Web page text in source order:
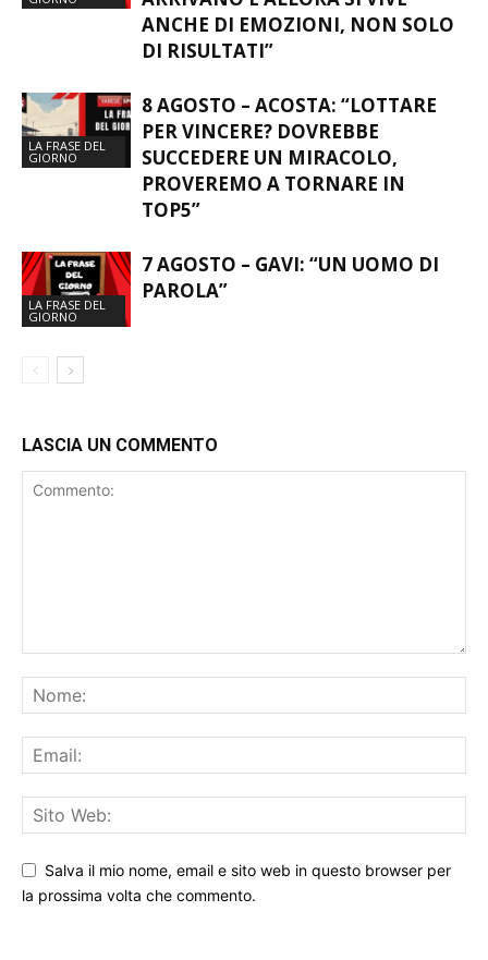
ANCHE DI EMOZIONI, NON SOLO
DI RISULTATI”
LA FRASE DEL
GIORNO
8 AGOSTO – ACOSTA: “LOTTARE
PER VINCERE? DOVREBBE
SUCCEDERE UN MIRACOLO,
PROVEREMO A TORNARE IN
TOP5”
LA FRASE DEL
GIORNO
7 AGOSTO – GAVI: “UN UOMO DI
PAROLA”
LASCIA UN COMMENTO
Salva il mio nome, email e sito web in questo browser per
la prossima volta che commento.